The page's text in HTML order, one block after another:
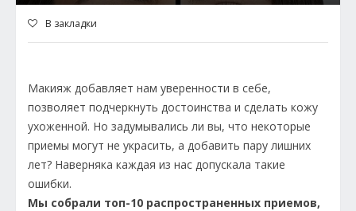
В закладки
Макияж добавляет нам уверенности в себе,
позволяет подчеркнуть достоинства и сделать кожу
ухоженной. Но задумывались ли вы, что некоторые
приемы могут не украсить, а добавить пару лишних
лет? Наверняка каждая из нас допускала такие
ошибки.
Мы собрали топ-10 распространенных приемов,